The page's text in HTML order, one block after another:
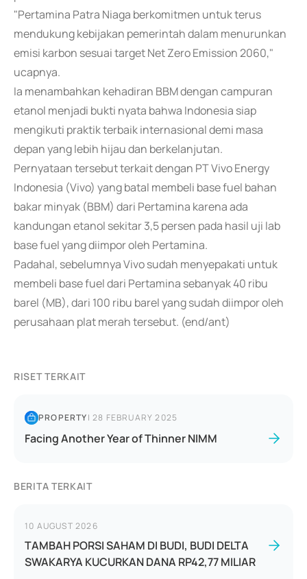
"Pertamina Patra Niaga berkomitmen untuk terus
mendukung kebijakan pemerintah dalam menurunkan
emisi karbon sesuai target Net Zero Emission 2060,"
ucapnya.
Ia menambahkan kehadiran BBM dengan campuran
etanol menjadi bukti nyata bahwa Indonesia siap
mengikuti praktik terbaik internasional demi masa
depan yang lebih hijau dan berkelanjutan.
Pernyataan tersebut terkait dengan PT Vivo Energy
Indonesia (Vivo) yang batal membeli base fuel bahan
bakar minyak (BBM) dari Pertamina karena ada
kandungan etanol sekitar 3,5 persen pada hasil uji lab
base fuel yang diimpor oleh Pertamina.
Padahal, sebelumnya Vivo sudah menyepakati untuk
membeli base fuel dari Pertamina sebanyak 40 ribu
barel (MB), dari 100 ribu barel yang sudah diimpor oleh
perusahaan plat merah tersebut. (end/ant)
RISET TERKAIT
PROPERTY|28 FEBRUARY 2025
Facing Another Year of Thinner NIMM
BERITA TERKAIT
10 AUGUST 2026
TAMBAH PORSI SAHAM DI BUDI, BUDI DELTA
SWAKARYA KUCURKAN DANA RP42,77 MILIAR